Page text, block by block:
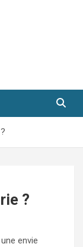
?
envie